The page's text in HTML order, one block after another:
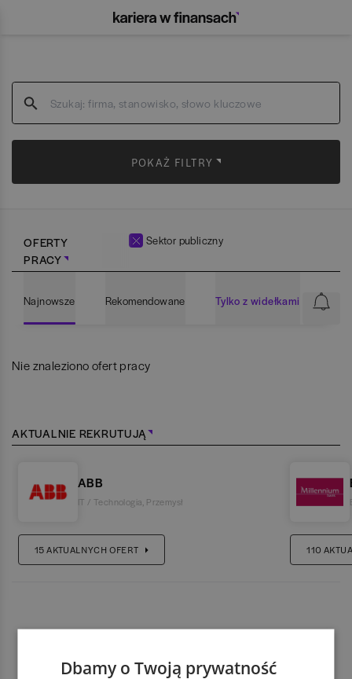
POKAŻ FILTRY
OFERTY
PRACY
Sektor publiczny
Najnowsze Rekomendowane Tylko z widełkami
Nie znaleziono ofert pracy
AKTUALNIE REKRUTUJĄ
ABB
IT / Technologia Przemysł
15AKTUALNYCH OFERT 110
Dbamy o Twoją prywatność